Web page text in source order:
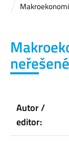
Autor /
editor: